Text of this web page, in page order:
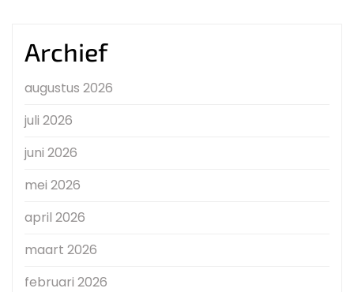
Archief
augustus 2026
juli 2026
juni 2026
mei 2026
april 2026
maart 2026
februari 2026